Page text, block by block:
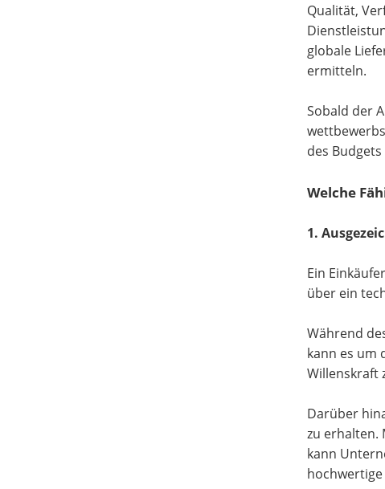
Qualität,
globale
ermitteln.
Sobald der
des Budgets
Welche
1.
Ein
über ein
Während
kann es um
Willenskraft
Darüber
zu erhalten.
kann